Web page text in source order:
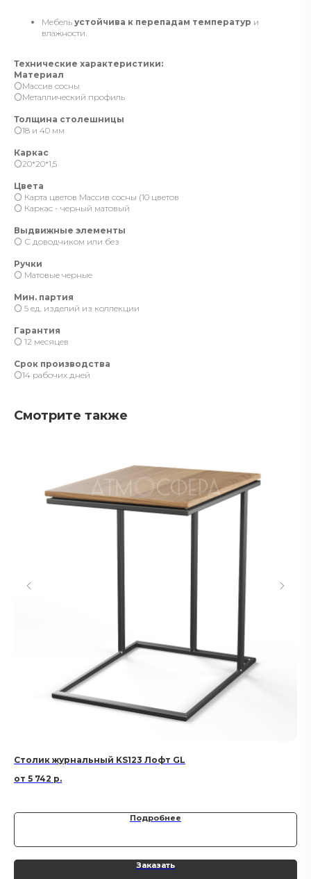
Мебель устойчива к перепадам температур и
влажности.
Технические характеристики:
Материал
⚪️Массив сосны
⚪️Металлический профиль
Толщина столешницы
⚪️18 и 40 мм
Каркас
⚪️20*20*1,5
Цвета
⚪️ Карта цветов Массив сосны (10 цветов
⚪️ Каркас - черный матовый
Выдвижные элементы
⚪️ С доводчиком или без
Ручки
⚪️ Матовые черные
Мин. партия
⚪️ 5 ед. изделий из коллекции
Гарантия
⚪️ 12 месяцев
Срок производства
⚪️14 рабочих дней
Смотрите также
Столик журнальный KS123 Лофт GL
5 742 р.
Подробнее
Заказать